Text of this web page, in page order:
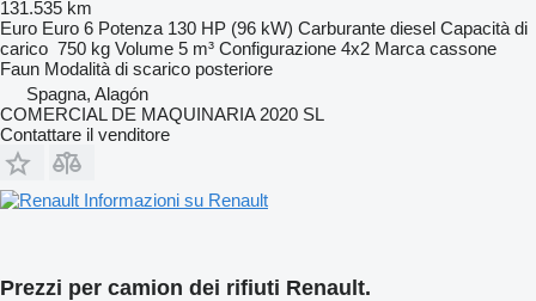
131.535 km
Euro Euro 6 Potenza 130 HP (96 kW) Carburante diesel Capacità di
carico 750 kg Volume 5 m³ Configurazione 4x2 Marca cassone
Faun Modalità di scarico posteriore
Spagna, Alagón
COMERCIAL DE MAQUINARIA 2020 SL
Contattare il venditore
Informazioni su Renault
Prezzi per camion dei rifiuti Renault.